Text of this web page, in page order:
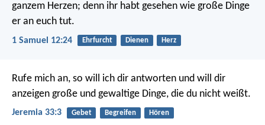
ganzem Herzen; denn ihr habt gesehen wie große Dinge
er an euch tut.
1 Samuel 12:24 Ehrfurcht Dienen Herz
Rufe mich an, so will ich dir antworten und will dir
anzeigen große und gewaltige Dinge, die du nicht weißt.
Jeremia 33:3 Gebet Begreifen Hören